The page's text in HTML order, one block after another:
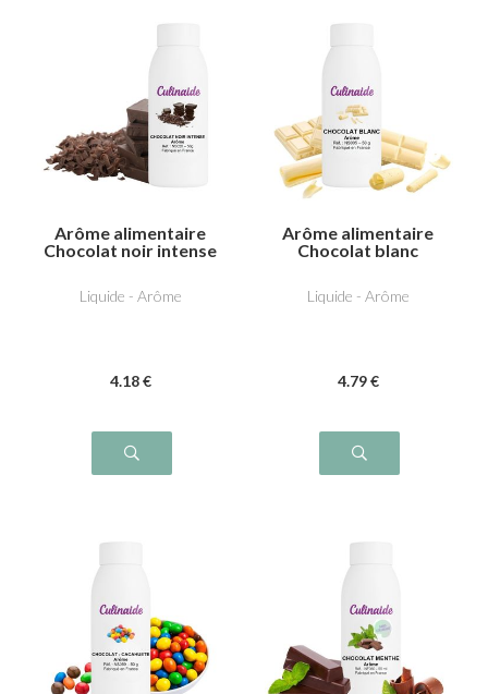
Arôme alimentaire
Chocolat noir intense
Liquide - Arôme
4.18 €
Arôme alimentaire
Chocolat blanc
Liquide - Arôme
4.79 €